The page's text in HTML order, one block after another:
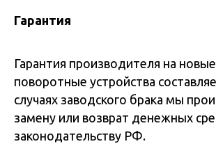
Гарантия
Гарантия производителя на
поворотные устройства
случаях заводского брака мы
замену или возврат денежных
законодательству РФ.